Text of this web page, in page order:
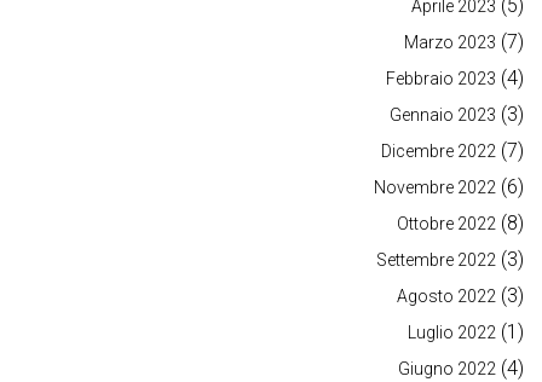
Aprile 2023 (5)
Marzo 2023 (7)
Febbraio 2023 (4)
Gennaio 2023 (3)
Dicembre 2022 (7)
Novembre 2022 (6)
Ottobre 2022 (8)
Settembre 2022 (3)
Agosto 2022 (3)
Luglio 2022 (1)
Giugno 2022 (4)